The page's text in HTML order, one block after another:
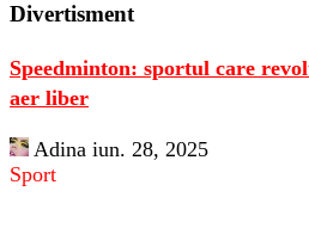
Divertisment
Speedminton: sportul care
aer liber
Adina iun. 28, 2025
Sport